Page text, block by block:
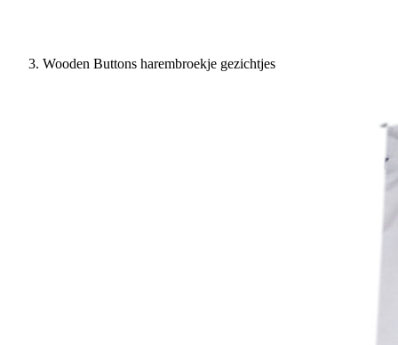
Wooden Buttons harembroekje gezichtjes